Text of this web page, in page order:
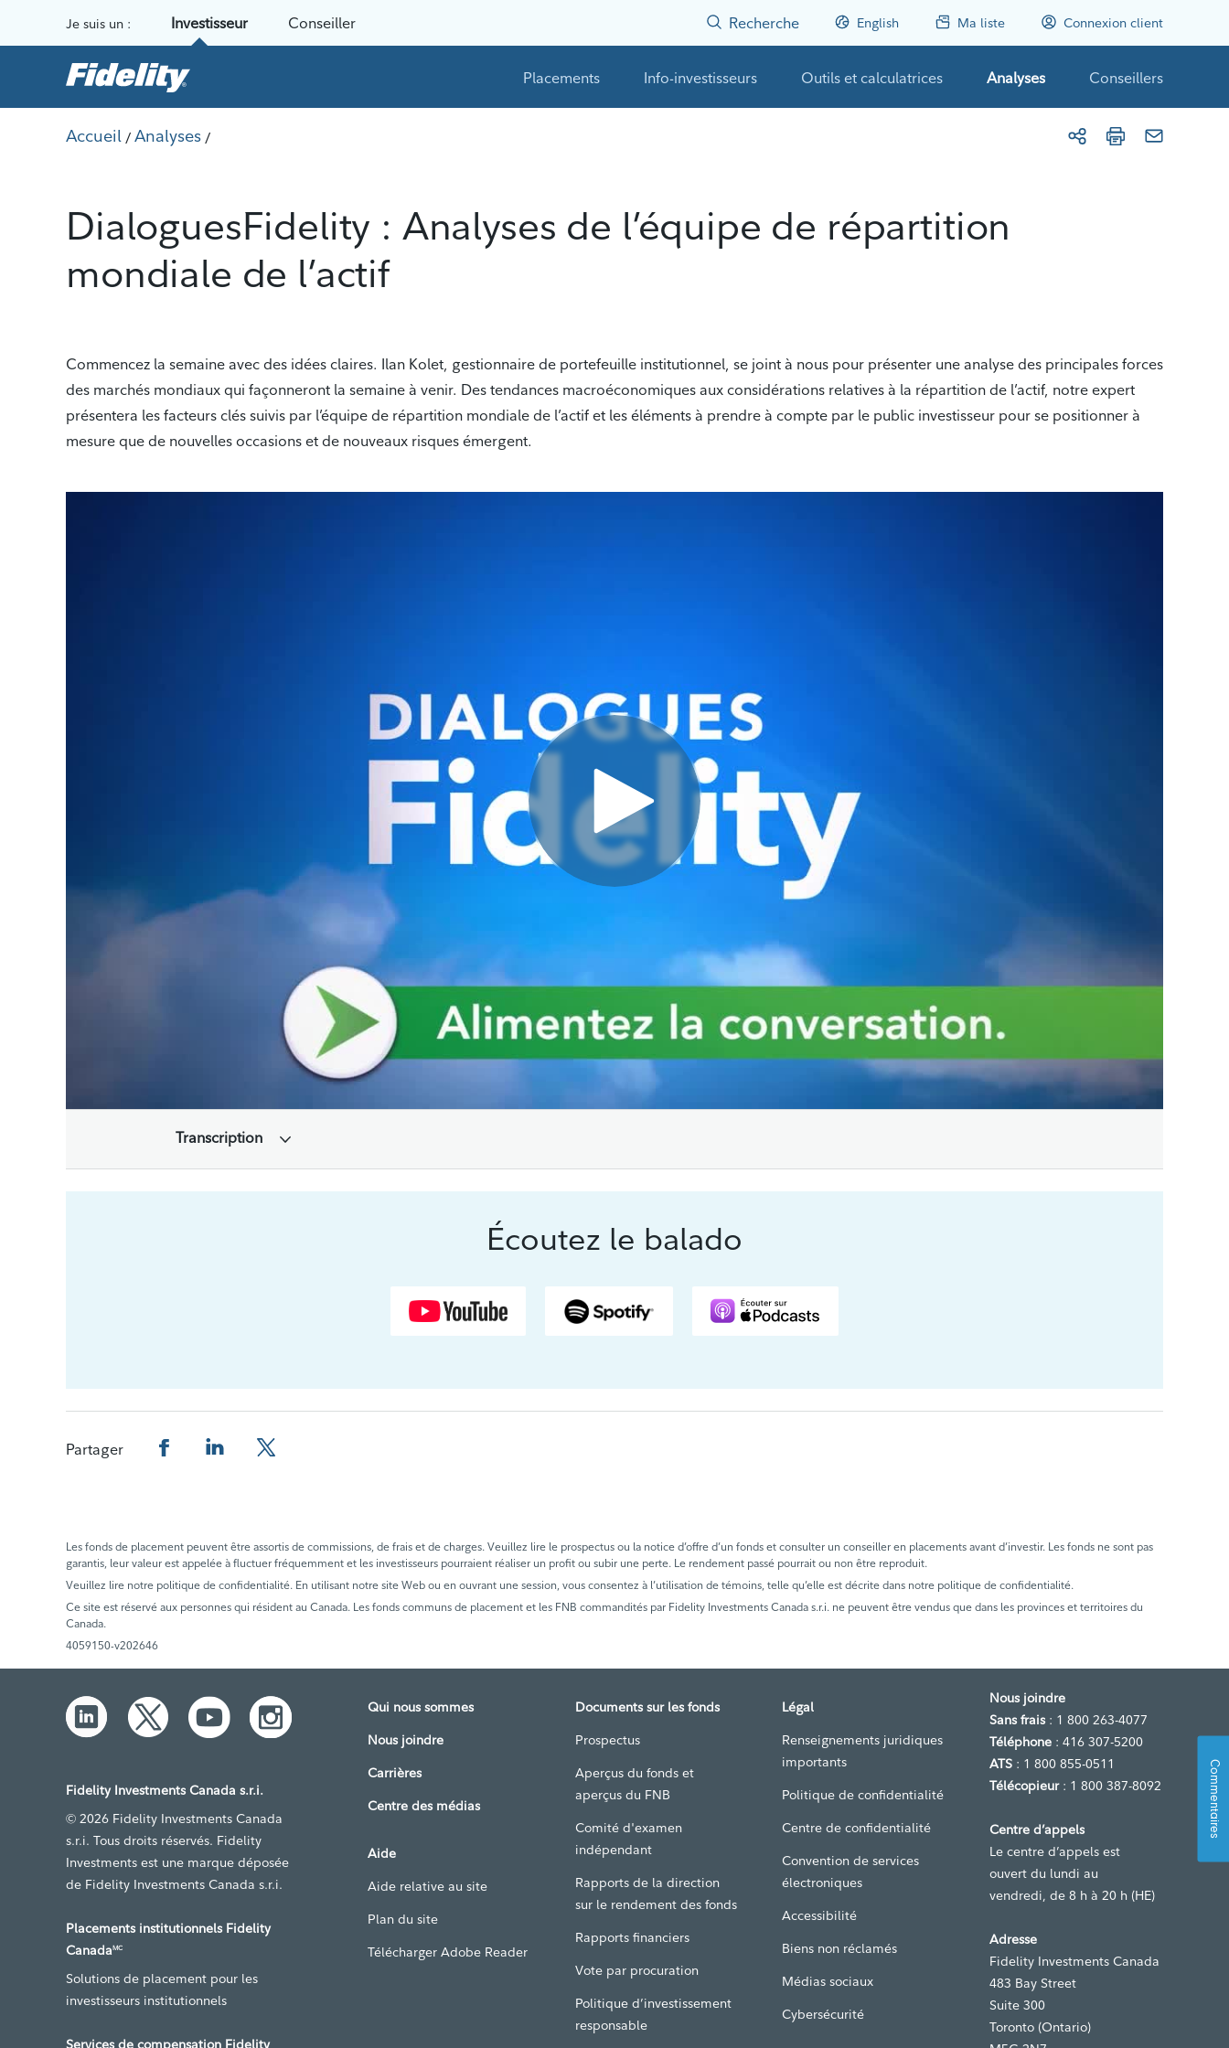
Je suis un : Investisseur Conseiller Recherche English Ma liste Connexion client
Placements Info-investisseurs Outils et calculatrices Analyses Conseillers
Accueil / Analyses /
DialoguesFidelity : Analyses de l’équipe de répartition
mondiale de l’actif
Commencez la semaine avec des idées claires. Ilan Kolet, gestionnaire de portefeuille institutionnel, se joint à nous pour présenter une analyse des principales forces
des marchés mondiaux qui façonneront la semaine à venir. Des tendances macroéconomiques aux considérations relatives à la répartition de l’actif, notre expert
présentera les facteurs clés suivis par l’équipe de répartition mondiale de l’actif et les éléments à prendre à compte par le public investisseur pour se positionner à
mesure que de nouvelles occasions et de nouveaux risques émergent.
Transcription
Écoutez le balado
Partager
Les fonds de placement peuvent être assortis de commissions, de frais et de charges. Veuillez lire le prospectus ou la notice d’offre d’un fonds et consulter un conseiller en placements avant d’investir. Les fonds ne sont pas
garantis, leur valeur est appelée à fluctuer fréquemment et les investisseurs pourraient réaliser un profit ou subir une perte. Le rendement passé pourrait ou non être reproduit.
Veuillez lire notre politique de confidentialité. En utilisant notre site Web ou en ouvrant une session, vous consentez à l’utilisation de témoins, telle qu’elle est décrite dans notre politique de confidentialité.
Ce site est réservé aux personnes qui résident au Canada. Les fonds communs de placement et les FNB commandités par Fidelity Investments Canada s.r.i. ne peuvent être vendus que dans les provinces et territoires du
Canada.
4059150-v202646
Fidelity Investments Canada s.r.i.
© 2026 Fidelity Investments Canada
s.r.i. Tous droits réservés. Fidelity
Investments est une marque déposée
de Fidelity Investments Canada s.r.i.
Placements institutionnels Fidelity
CanadaMC
Solutions de placement pour les
investisseurs institutionnels
Services de compensation Fidelity
Qui nous sommes
Nous joindre
Carrières
Centre des médias
Aide
Aide relative au site
Plan du site
Télécharger Adobe Reader
Documents sur les fonds
Prospectus
Aperçus du fonds et
aperçus du FNB
Comité d'examen
indépendant
Rapports de la direction
sur le rendement des fonds
Rapports financiers
Vote par procuration
Politique d’investissement
responsable
Légal
Renseignements juridiques
importants
Politique de confidentialité
Centre de confidentialité
Convention de services
électroniques
Accessibilité
Biens non réclamés
Médias sociaux
Cybersécurité
Nous joindre
Sans frais: 1 800 263-4077
Téléphone : 416 307-5200
ATS : 1 800 855-0511
Télécopieur: 1 800 387-8092
Centre d’appels
Le centre d’appels est
ouvert du lundi au
vendredi, de 8 h à 20 h (HE)
Adresse
Fidelity Investments Canada
483 Bay Street
Suite 300
Toronto (Ontario)
Commentaires